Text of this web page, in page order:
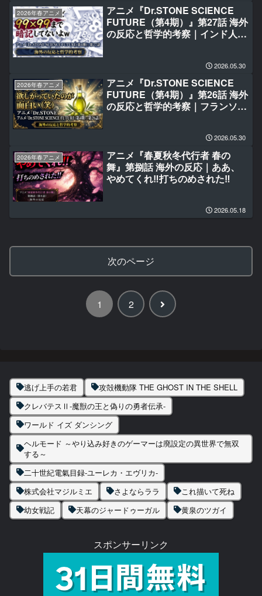
2026年春アニメ
アニメ『Dr.STONE SCIENCE
FUTURE（第4期）』第27話 海外
の反応と哲学的考察｜インド人だ
2026.05.30
2026年春アニメ
アニメ『Dr.STONE SCIENCE
FUTURE（第4期）』第26話 海外
の反応と哲学的考察｜フランソワ
2026.05.30
2026年春アニメ
アニメ『春夏秋冬代行者 春の
舞』第捌話 海外の反応｜ああ、
やめてくれ‼打ちのめされた‼
2026.05.18
次のページ
1 2
次
逃げ上手の若君
攻殻機動隊 THE GHOST IN THE SHELL
クレバテスⅡ-魔獣の王と偽りの勇者伝承-
ワールド イズ ダンシング
ヘルモード ～やり込み好きのゲーマーは廃設定の異世界で無双
する～
二十世紀電氣目録-ユーレカ・エヴリカ-
株式会社マジルミエ
さよならララ
これ描いて死ね
幼女戦記
天幕のジャードゥーガル 黄泉のツガイ
スポンサーリンク